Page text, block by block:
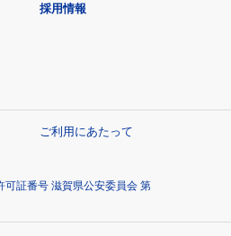
採用情報
ご利用にあたって
証番号 滋賀県公安委員会 第